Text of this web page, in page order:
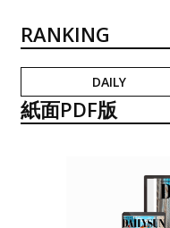
RANKING
DAILY
紙面PDF版